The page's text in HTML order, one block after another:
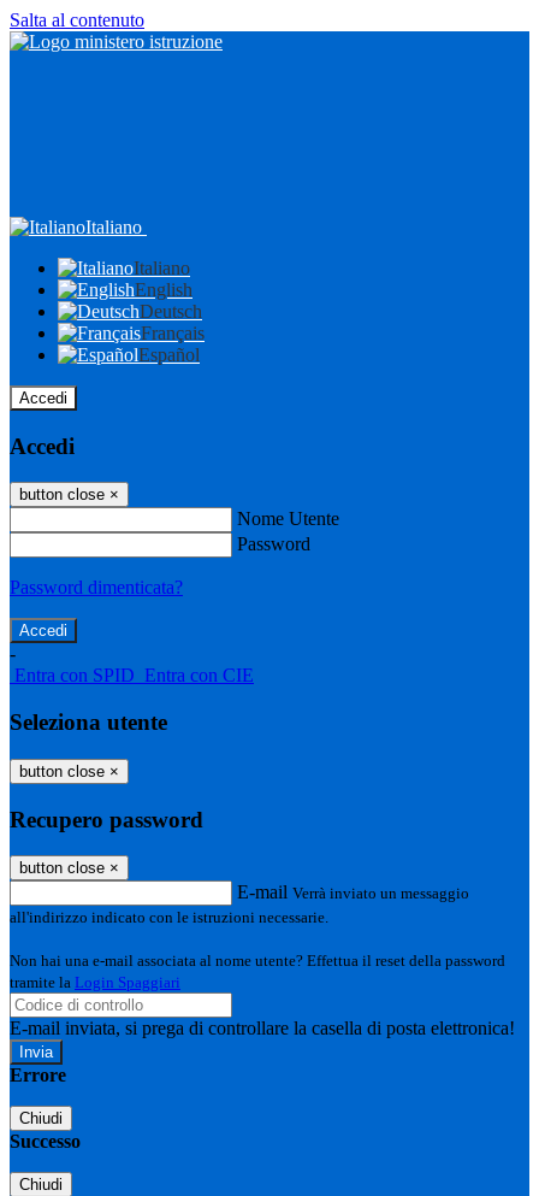
Salta al contenuto
Italiano
Italiano
English
Deutsch
Français
Español
Accedi
Accedi
button close ×
Nome Utente
Password
Password dimenticata?
-
Entra con SPID Entra con CIE
Seleziona utente
button close ×
Recupero password
button close ×
E-mail Verrà inviato un messaggio
all'indirizzo indicato con le istruzioni necessarie.
Non hai una e-mail associata al nome utente? Effettua il reset della password
tramite la Login Spaggiari
E-mail inviata, si prega di controllare la casella di posta elettronica!
Errore
Chiudi
Successo
Chiudi